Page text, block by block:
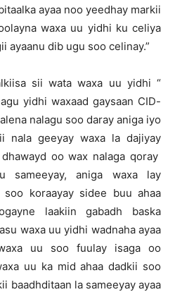
ayaa noo yeedhay markii
waxa uu yidhi ku celiya
ayaanu dib ugu soo celinay.”
sii wata waxa uu yidhi “
yidhi waxaad gaysaan CID-
nalagu soo daray aniga iyo
nala geeyay waxa la dajiyay
oo wax nalaga qoray
sameeyay, aniga waxa lay
koraayay sidee buu ahaa
laakiin gabadh baska
waxa uu yidhi wadnaha ayaa
uu soo fuulay isaga oo
uu ka mid ahaa dadkii soo
baadhditaan la sameeyay ayaa